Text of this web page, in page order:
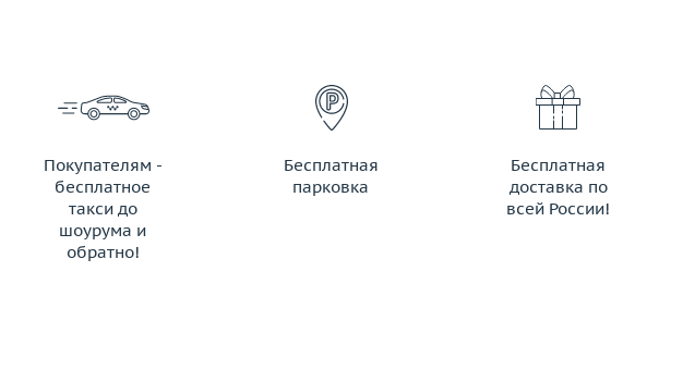
Покупателям -
бесплатное
такси до
шоурума и
обратно!
ЗАКАЗАТЬ ТАКСИ
Бесплатная
парковка
Бесплатная
доставка по
всей России!